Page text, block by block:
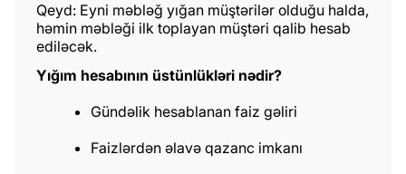
Qeyd: Eyni məbləğ yığan müştərilər olduğu halda,
həmin məbləği ilk toplayan müştəri qalib hesab
ediləcək.
Yığım hesabının üstünlükləri nədir?
Gündəlik hesablanan faiz gəliri
Faizlərdən əlavə qazanc imkanı